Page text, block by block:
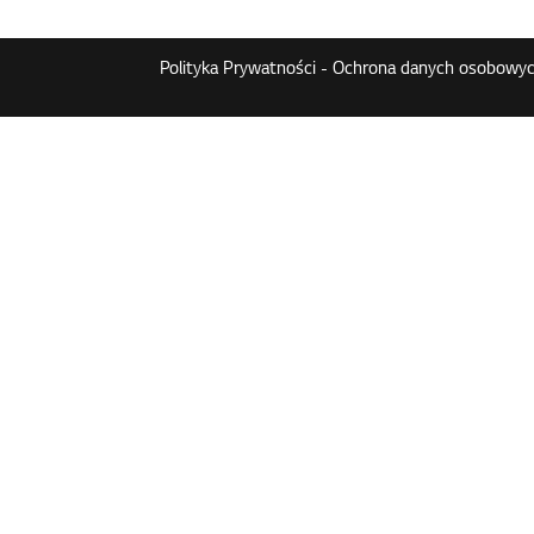
Polityka Prywatności - Ochrona danych